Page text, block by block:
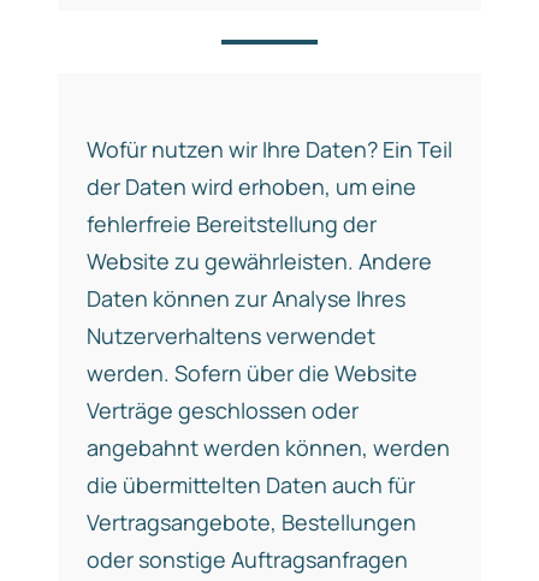
Wofür nutzen wir Ihre Daten? Ein Teil
der Daten wird erhoben, um eine
fehlerfreie Bereitstellung der
Website zu gewährleisten. Andere
Daten können zur Analyse Ihres
Nutzerverhaltens verwendet
werden. Sofern über die Website
Verträge geschlossen oder
angebahnt werden können, werden
die übermittelten Daten auch für
Vertragsangebote, Bestellungen
oder sonstige Auftragsanfragen